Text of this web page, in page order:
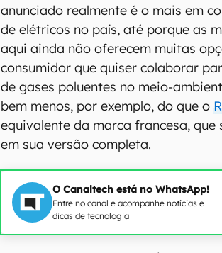
anunciado realmente é o mais em
de elétricos no país, até porque as
aqui ainda não oferecem muitas
consumidor que quiser colaborar
de gases poluentes no meio-
bem menos, por exemplo, do que o
equivalente da marca francesa, que
em sua versão completa.
O Canaltech está no WhatsApp!
Entre no canal e acompanhe notícias e
dicas de tecnologia